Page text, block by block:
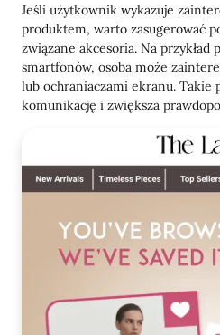
Jeśli użytkownik wykazuje
produktem, warto zasugerować
związane akcesoria. Na przykład
smartfonów, osoba może
lub ochraniaczami ekranu. Takie
komunikację i zwiększa